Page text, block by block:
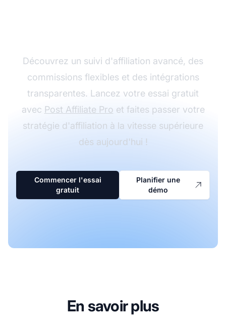
Découvrez un suivi d'affiliation avancé, des
commissions flexibles et des intégrations
transparentes. Lancez votre essai gratuit
avec Post Affiliate Pro et faites passer votre
stratégie d'affiliation à la vitesse supérieure
dès aujourd'hui !
Commencer l'essai
gratuit
Planifier une
démo
En savoir plus